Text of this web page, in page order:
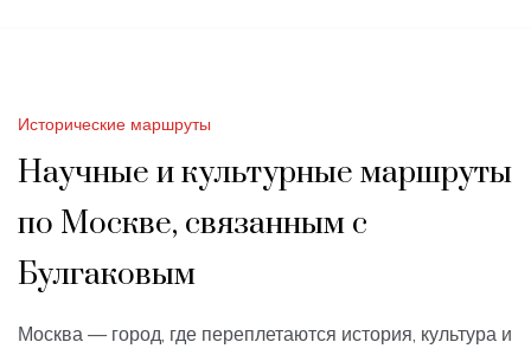
Исторические маршруты
Научные и культурные маршруты
по Москве, связанным с
Булгаковым
Москва — город, где переплетаются история, культура и